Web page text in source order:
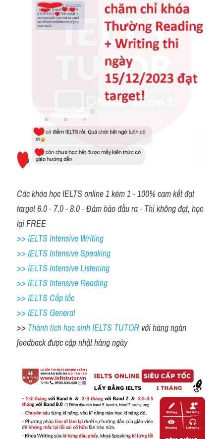
Các khóa học IELTS online 1 kèm 1 - 100% cam kết đạt
target 6.0 - 7.0 - 8.0 - Đảm bảo đầu ra - Thi không đạt, học
lại FREE
>> IELTS Intensive Writing
>> IELTS Intensive Speaking
>> IELTS Intensive Listening
>> IELTS Intensive Reading
>> IELTS Cấp tốc
>> IELTS General
>> Thành tích học sinh IELTS TUTOR với hàng ngàn
feedback được cập nhật hàng ngày